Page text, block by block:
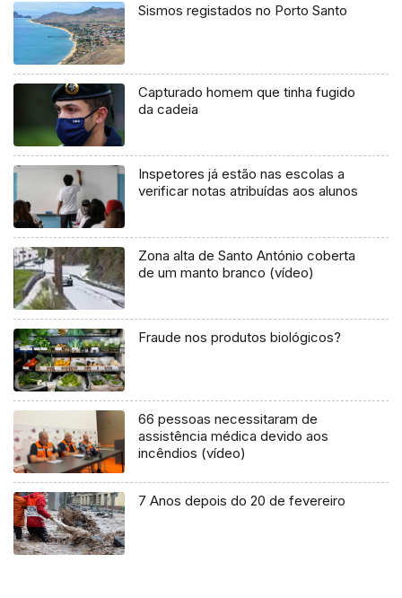
Sismos registados no Porto Santo
Capturado homem que tinha fugido
da cadeia
Inspetores já estão nas escolas a
verificar notas atribuídas aos alunos
Zona alta de Santo António coberta
de um manto branco (vídeo)
Fraude nos produtos biológicos?
66 pessoas necessitaram de
assistência médica devido aos
incêndios (vídeo)
7 Anos depois do 20 de fevereiro